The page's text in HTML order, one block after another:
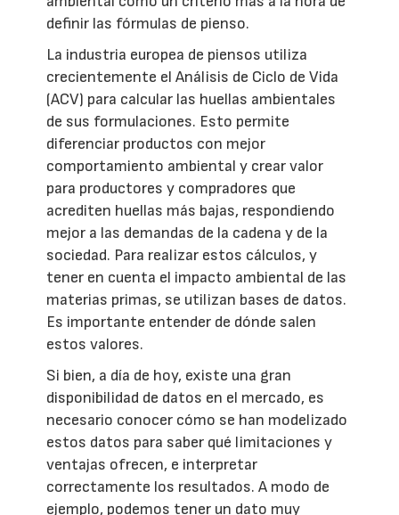
definir las fórmulas de pienso.
La industria europea de piensos utiliza
crecientemente el Análisis de Ciclo de Vida
(ACV) para calcular las huellas ambientales
de sus formulaciones. Esto permite
diferenciar productos con mejor
comportamiento ambiental y crear valor
para productores y compradores que
acrediten huellas más bajas, respondiendo
mejor a las demandas de la cadena y de la
sociedad. Para realizar estos cálculos, y
tener en cuenta el impacto ambiental de las
materias primas, se utilizan bases de datos.
Es importante entender de dónde salen
estos valores.
Si bien, a día de hoy, existe una gran
disponibilidad de datos en el mercado, es
necesario conocer cómo se han modelizado
estos datos para saber qué limitaciones y
ventajas ofrecen, e interpretar
correctamente los resultados. A modo de
ejemplo, podemos tener un dato muy